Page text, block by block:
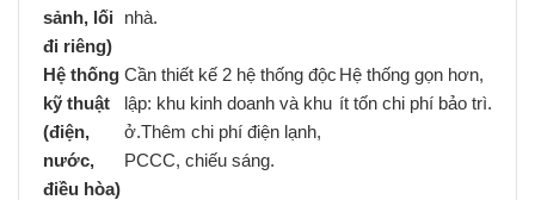
sảnh, lối
đi riêng)
nhà.
Hệ thống
kỹ thuật
(điện,
nước,
điều hòa)
Cần thiết kế 2 hệ thống độc
lập: khu kinh doanh và khu
ở.Thêm chi phí điện lạnh,
PCCC, chiếu sáng.
Hệ thống gọn hơn,
ít tốn chi phí bảo trì.